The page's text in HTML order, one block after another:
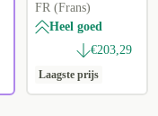
FR (Frans)
Heel goed
€203,29
Laagste prijs